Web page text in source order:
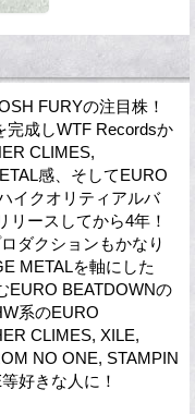
FURYの注目株！
完成しWTF Recordsか
CLIMES,
感、そしてEURO
イクオリティアルバ
リースしてから4年！
ダクションもかなり
METALを軸にした
EURO BEATDOWNの
系のEURO
CLIMES, XILE,
NO ONE, STAMPIN
好きな人に！